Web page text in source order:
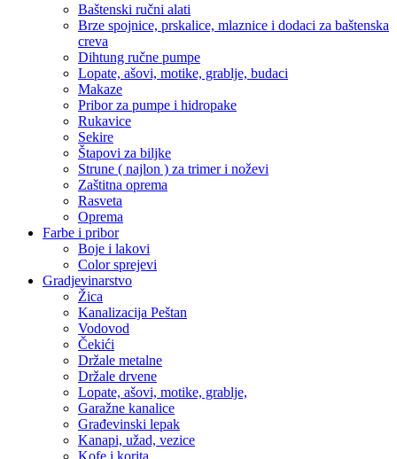
Baštenski ručni alati
Brze spojnice, prskalice, mlaznice i dodaci za baštenska
creva
Dihtung ručne pumpe
Lopate, ašovi, motike, grablje, budaci
Makaze
Pribor za pumpe i hidropake
Rukavice
Sekire
Štapovi za biljke
Strune ( najlon ) za trimer i noževi
Zaštitna oprema
Rasveta
Oprema
Farbe i pribor
Boje i lakovi
Color sprejevi
Gradjevinarstvo
Žica
Kanalizacija Peštan
Vodovod
Čekići
Držale metalne
Držale drvene
Lopate, ašovi, motike, grablje,
Garažne kanalice
Građevinski lepak
Kanapi, užad, vezice
Kofe i korita